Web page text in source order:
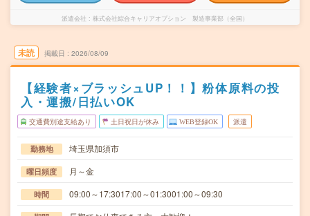
派遣会社 株式会社綜合キャリアオプション 製造事業部（全国）
未読 掲載日 2026/08/09
【経験者×ブラッシュUP！！】粉体原料の投
入・運搬/日払いOK
交通費別途支給あり 土日祝日が休み WEB登録OK 派遣
勤務地 埼玉県加須市
曜日頻度 月～金
時間 09:00～17:3017:00～01:3001:00～09:30